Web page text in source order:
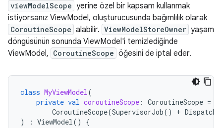
viewModelScope yerine özel bir kapsam kullanmak
istiyorsanız ViewModel, oluşturucusunda bağımlılık olarak
CoroutineScope alabilir. ViewModelStoreOwner yaşam
döngüsünün sonunda ViewModel'i temizlediğinde
ViewModel, CoroutineScope öğesini de iptal eder.
class MyViewModel (
private val coroutineScope : CoroutineScope =
CoroutineScope(SupervisorJob() +
)
: ViewModel () {